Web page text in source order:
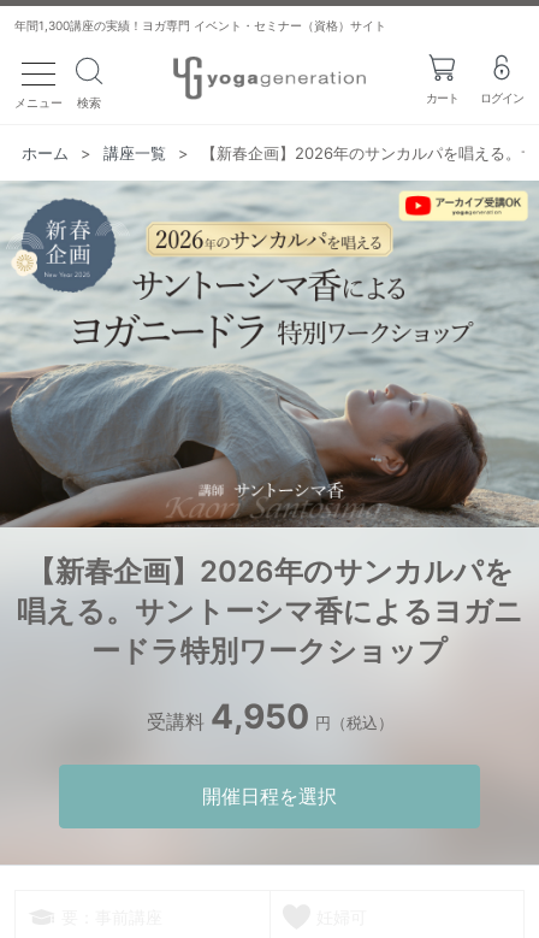
年間1,300講座の実績！ヨガ専門 イベント・セミナー（資格）サイト
toggle navigation
メニュー 検索 カート ログイン
ホーム > 講座一覧 > 【新春企画】2026年のサンカルパを唱える。
【新春企画】2026年のサンカルパを
唱える。サントーシマ香によるヨガニ
ードラ特別ワークショップ
受講料 4,950 円（税込）
開催日程を選択